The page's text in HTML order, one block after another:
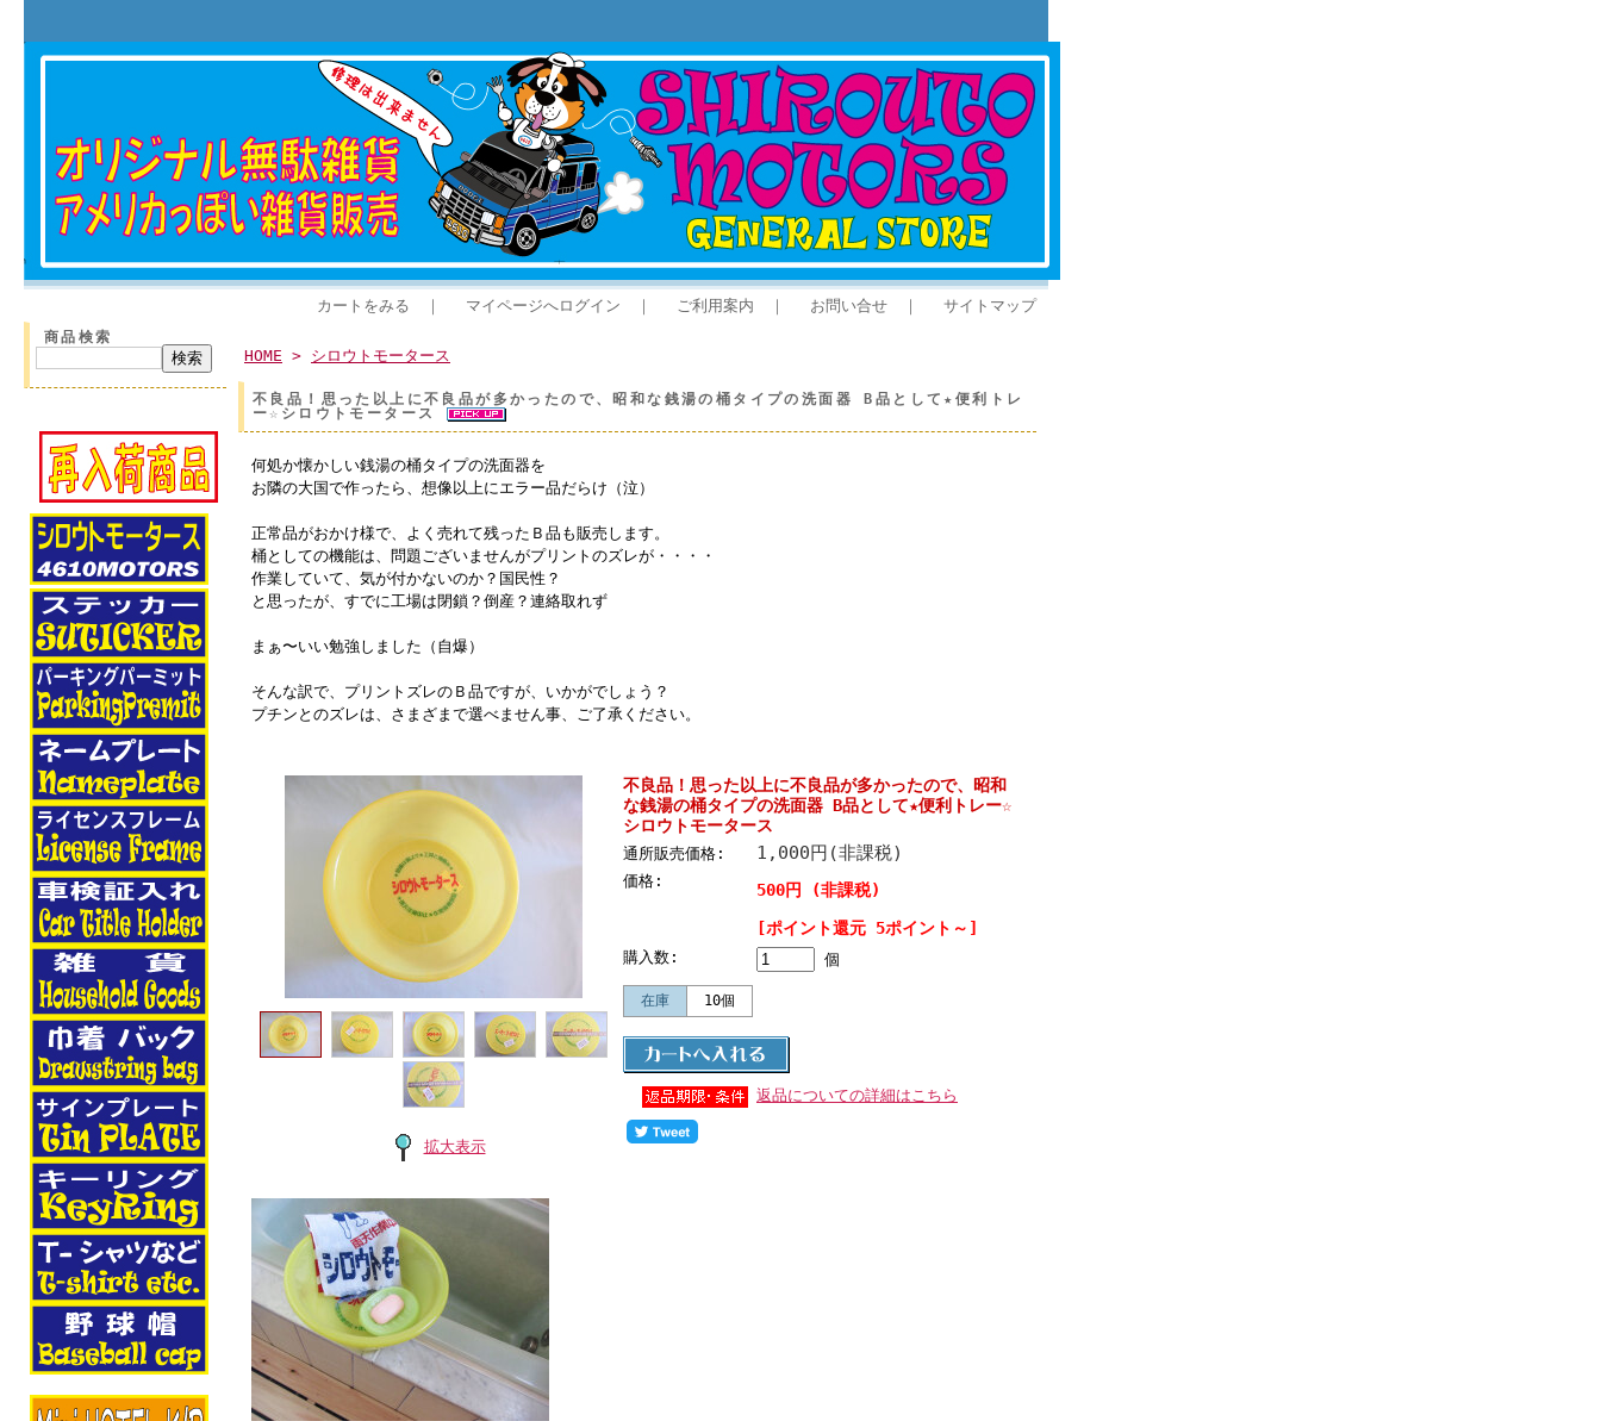
カートをみる ｜ マイページへログイン ｜ ご利用案内 ｜ お問い合せ ｜ サイトマップ
商品検索
HOME > シロウトモータース
不良品！思った以上に不良品が多かったので、昭和な銭湯の桶タイプの洗面器 B品として★便利トレ
ー☆シロウトモータース
何処か懐かしい銭湯の桶タイプの洗面器を
お隣の大国で作ったら、想像以上にエラー品だらけ（泣）
正常品がおかけ様で、よく売れて残ったＢ品も販売します。
桶としての機能は、問題ございませんがプリントのズレが・・・・
作業していて、気が付かないのか？国民性？
と思ったが、すでに工場は閉鎖？倒産？連絡取れず
まぁ〜いい勉強しました（自爆）
そんな訳で、プリントズレのＢ品ですが、いかがでしょう？
プチンとのズレは、さまざまで選べません事、ご了承ください。
拡大表示
不良品！思った以上に不良品が多かったので、昭和
な銭湯の桶タイプの洗面器 B品として★便利トレー☆
シロウトモータース
通所販売価格: 1,000円(非課税)
価格:
500円 (非課税)
[ポイント還元 5ポイント～]
購入数: 個
在庫 10個
返品についての詳細はこちら